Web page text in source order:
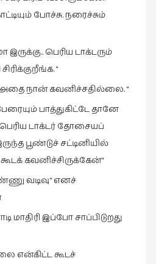
போச்சு. நரைச்சும்
இருக்கு.. பெரிய டாக்டரும்
“
நான் கவனிச்சதில்லை. “
பாத்துகிட்டே தானே
டாக்டர் தோசையப்
பூண்டுச் சட்டினியில்
கவனிச்சிருக்கேன்“
வடிவு“ எனச்
மாதிரி இப்போ சாப்பிடுறது
என்கிட்ட கூடச்